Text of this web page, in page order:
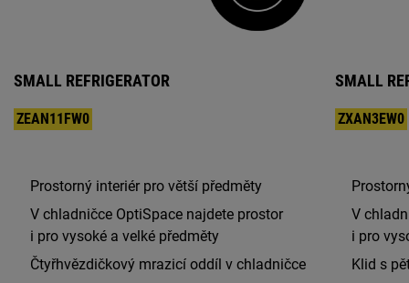
SMALL REFRIGERATOR
ZEAN11FW0
Prostorný interiér pro větší předměty
V chladničce OptiSpace najdete prostor
i pro vysoké a velké předměty
Čtyřhvězdičkový mrazicí oddíl v chladničce
SMALL
ZXAN3EW0
V
i pro
Klid s